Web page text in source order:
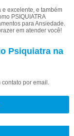
e excelente, e também
PSIQUIATRA
para Ansiedade.
em atender você!
Psiquiatra na
contato por email.